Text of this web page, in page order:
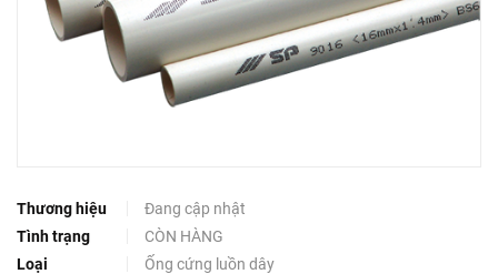
Thương hiệu
Đang cập nhật
Tình trạng
CÒN HÀNG
Loại
Ống cứng luồn dây